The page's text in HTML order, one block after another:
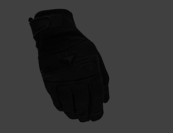
порівняння
уподобань